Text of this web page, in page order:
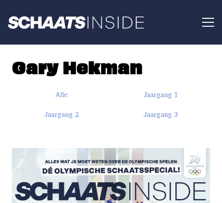
Gary Hekman
Alle Jaargang 1
Jaargang 2 Jaargang 3